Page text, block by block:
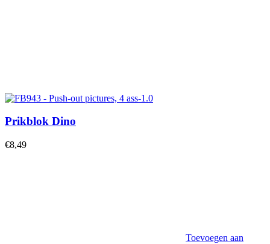
Prikblok Dino
€8,49
Toevoegen aan